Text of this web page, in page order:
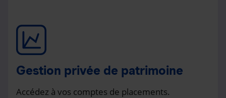
Gestion privée de patrimoine
Accédez à vos comptes de placements.